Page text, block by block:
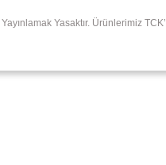
Yasaktır. Ürünlerimiz TCK’